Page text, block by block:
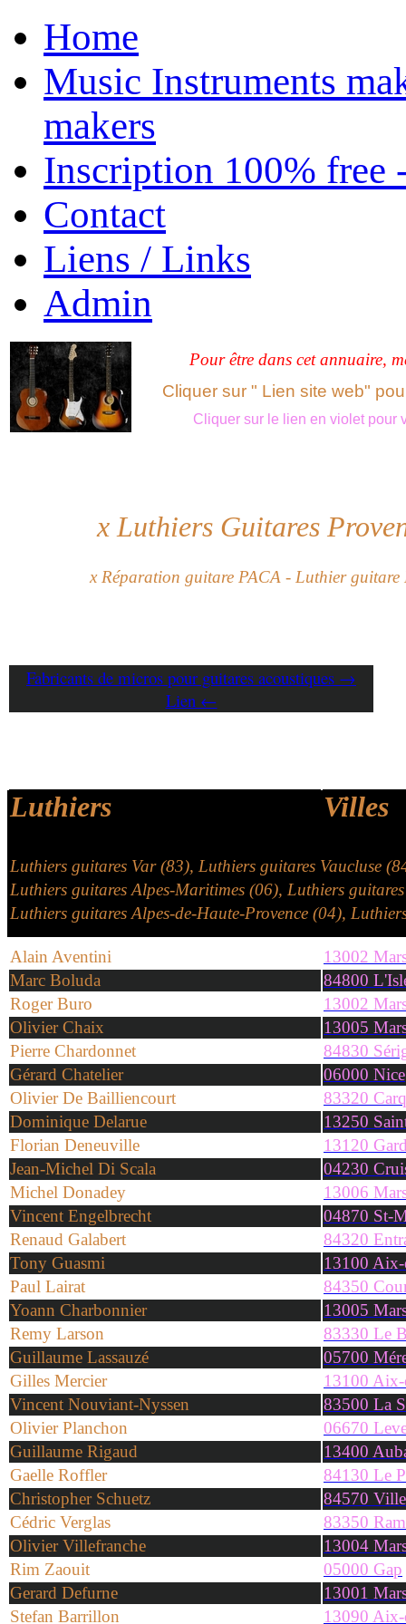
Home
Music Instruments
makers
Inscription 100% free
Contact
Liens / Links
Admin
Pour être dans cet annuaire,
Cliquer sur " Lien site web"
Cliquer sur le lien en violet pour
x Luthiers Guitares
x Réparation guitare PACA - Luthierguitare
Fabricants de micros pour guitares acoustiques →
Lien ←
Luthiers Villes
Luthiers guitares Var (83), Luthiers guitares Vaucluse
Luthiers guitares Alpes-Maritimes (06), Luthiers
Luthiers guitares Alpes-de-Haute-Provence (04),
Alain Aventini
13002
Marc Boluda
84800
Roger Buro
13002
Olivier Chaix
13005
Pierre Chardonnet
84830
Gérard Chatelier
06000 Nice
Olivier De Bailliencourt
83320
Dominique Delarue
13250
Florian Deneuville
13120
Jean-Michel Di Scala
04230
Michel Donadey
13006
Vincent Engelbrecht
04870 St-
Renaud Galabert
84320
Tony Guasmi
13100 Aix-
Paul Lairat
84350
Yoann Charbonnier
13005
Remy Larson
83330 Le
Guillaume Lassauzé
05700
Gilles Mercier
13100 Aix-
Vincent Nouviant-Nyssen
83500 La
Olivier Planchon
06670
Guillaume Rigaud
13400
Gaelle Roffler
84130 Le
Christopher Schuetz
84570
Cédric Verglas
83350
Olivier Villefranche
13004
Rim Zaouit
05000 Gap
Gerard Defurne
13001
Stefan Barrillon
13090 Aix-